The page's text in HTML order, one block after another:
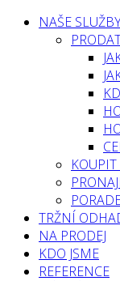
NAŠE
TRŽNÍ
NA PRODEJ
KDO JSME
REFERENCE